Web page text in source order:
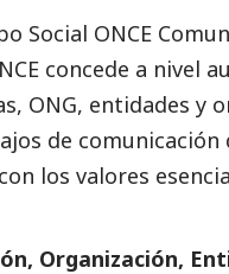
Social ONCE
concede a nivel
ONG, entidades y
de comunicación
los valores
Organización,